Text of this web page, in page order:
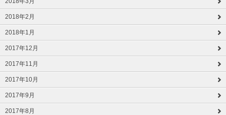
2018年2月
2018年1月
2017年12月
2017年11月
2017年10月
2017年9月
2017年8月